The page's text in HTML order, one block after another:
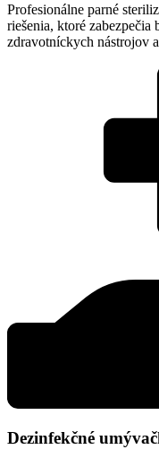
Profesionálne parné
riešenia, ktoré zabezpečia
zdravotníckych nástrojov
Dezinfekčné